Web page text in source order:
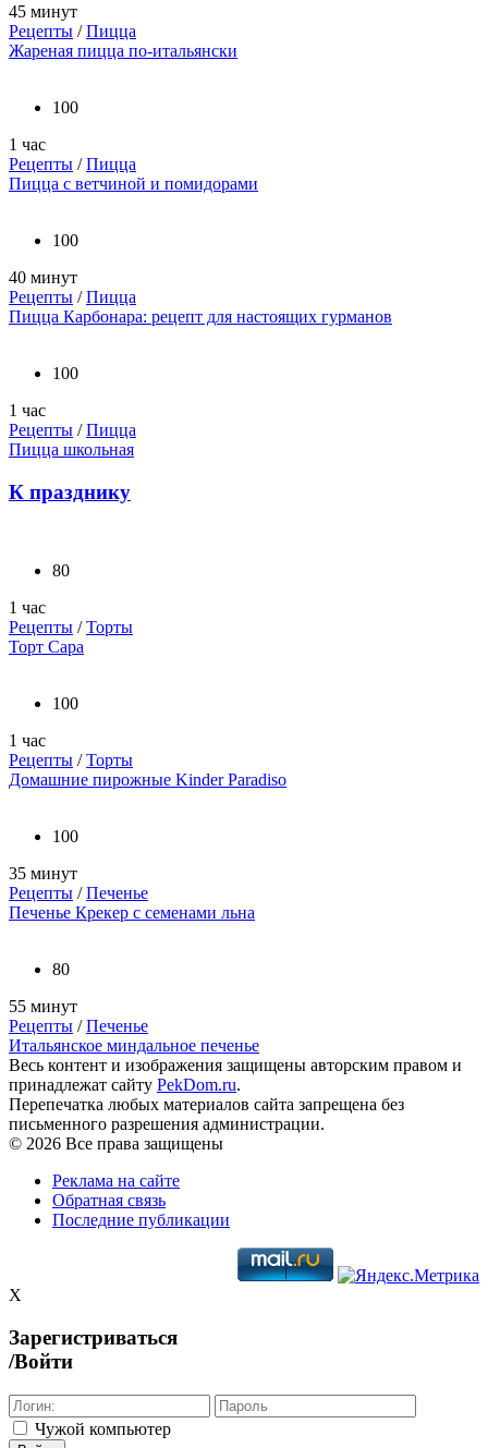
45 минут
Рецепты /Пицца
Жареная пицца по-итальянски
100
1 час
Рецепты /Пицца
Пицца с ветчиной и помидорами
100
40 минут
Рецепты /Пицца
Пицца Карбонара: рецепт для настоящих гурманов
100
1 час
Рецепты /Пицца
Пицца школьная
К празднику
80
1 час
Рецепты /Торты
Торт Сара
100
1 час
Рецепты /Торты
Домашние пирожные Kinder Paradiso
100
35 минут
Рецепты /Печенье
Печенье Крекер с семенами льна
80
55 минут
Рецепты /Печенье
Итальянское миндальное печенье
Весь контент и изображения защищены авторским правом и
принадлежат сайту PekDom.ru.
Перепечатка любых материалов сайта запрещена без
письменного разрешения администрации.
© 2026 Все права защищены
Реклама на сайте
Обратная связь
Последние публикации
X
Зарегистриваться
/Войти
Чужой компьютер